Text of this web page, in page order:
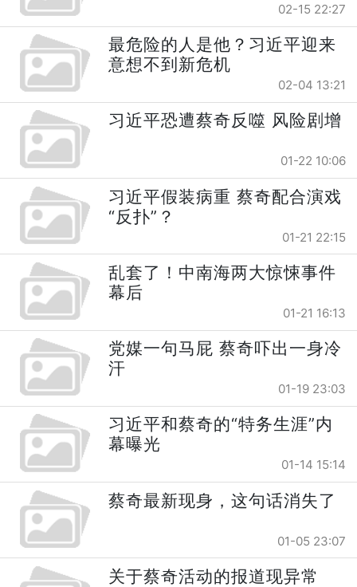
02-15 22:27
最危险的人是他？习近平迎来
意想不到新危机
02-04 13:21
习近平恐遭蔡奇反噬 风险剧增
01-22 10:06
习近平假装病重 蔡奇配合演戏
“反扑”？
01-21 22:15
乱套了！中南海两大惊悚事件
幕后
01-21 16:13
党媒一句马屁 蔡奇吓出一身冷
汗
01-19 23:03
习近平和蔡奇的“特务生涯”内
幕曝光
01-14 15:14
蔡奇最新现身，这句话消失了
01-05 23:07
关于蔡奇活动的报道现异常